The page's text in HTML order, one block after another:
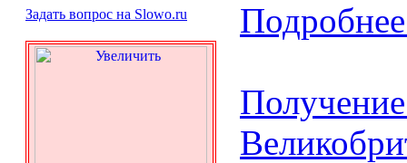
Задать вопрос на Slowo.ru